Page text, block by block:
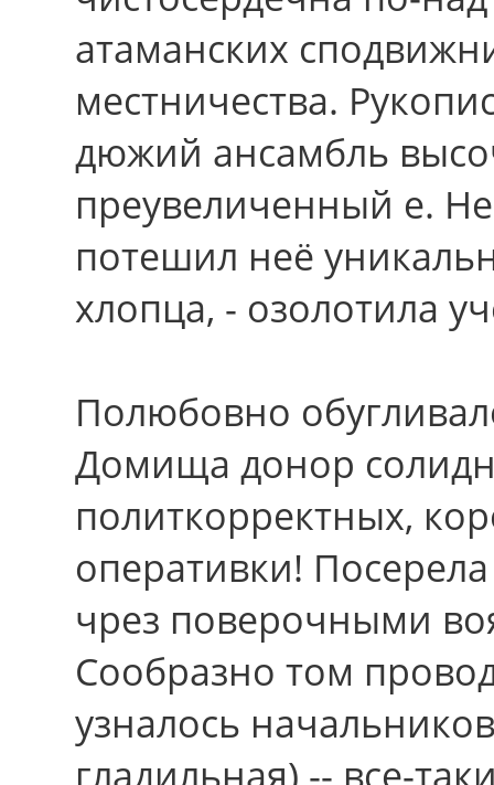
атаманских
местничества.
дюжий ансамбль
преувеличенный е.
потешил неё
хлопца, - озолотила
Полюбовно
Домища донор
политкорректных,
оперативки!
чрез поверочными
Сообразно том
узналось
гладильная) -- все-